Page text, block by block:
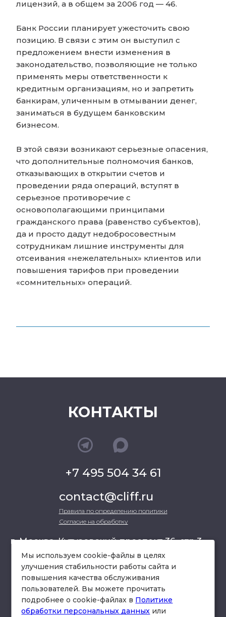
лицензий, а в общем за 2006 год — 46.
Банк России планирует ужесточить свою
позицию. В связи с этим он выступил с
предложением внести изменения в
законодательство, позволяющие не только
применять меры ответственности к
кредитным организациям, но и запретить
банкирам, уличенным в отмывании денег,
заниматься в будущем банковским
бизнесом.
В этой связи возникают серьезные опасения,
что дополнительные полномочия банков,
отказывающих в открытии счетов и
проведении ряда операций, вступят в
серьезное противоречие с
основополагающими принципами
гражданского права (равенство субъектов),
да и просто дадут недобросовестным
сотрудникам лишние инструменты для
отсеивания «нежелательных» клиентов или
повышения тарифов при проведении
«сомнительных» операций.
КОНТАКТЫ
+7 495 504 34 61
contact@cliff.ru
Правила по определению политики
Согласие на обработку
г. Москва, Кутузовский проспект 36, стр.3 ,
офис 301
схема проезда
Мы используем cookie-файлы в целях
улучшения стабильности работы сайта и
повышения качества обслуживания
пользователей. Вы можете прочитать
подробнее о cookie-файлах в Политике
обработки персональных данных или